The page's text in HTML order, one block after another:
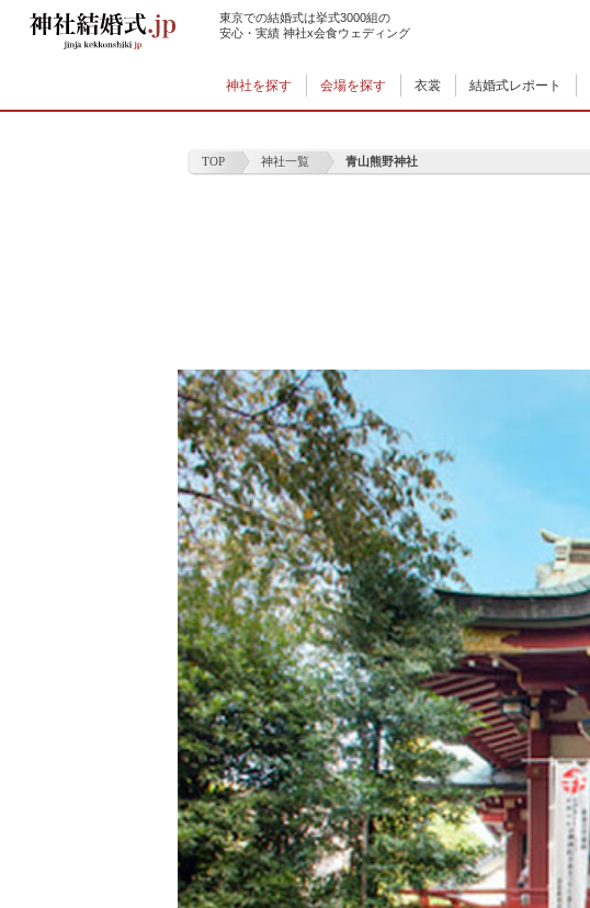
東京での結婚式は挙式3000組の
安心・実績 神社x会食ウェディング
神社を探す 会場を探す 衣裳 結婚式レポート
TOP 神社一覧 青山熊野神社